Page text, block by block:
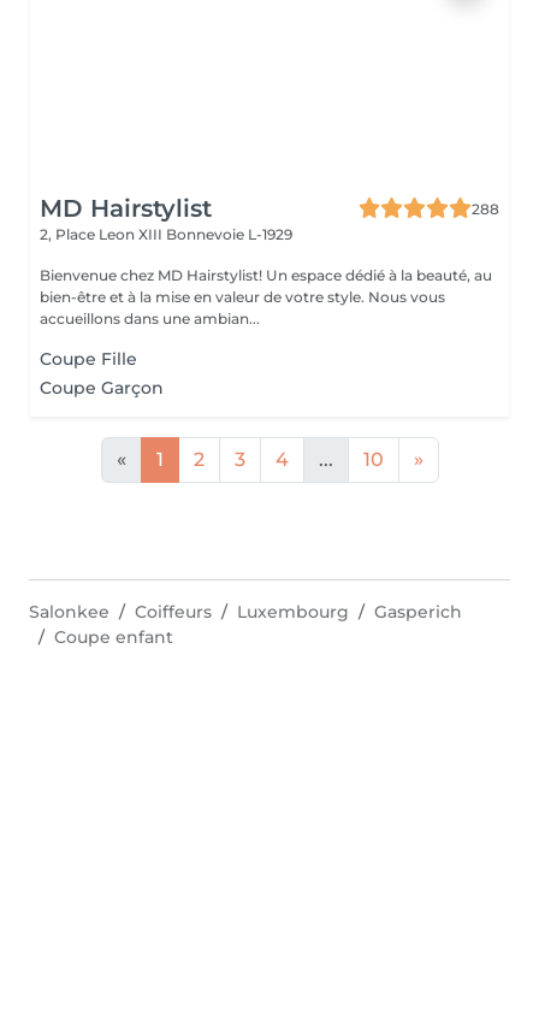
MD Hairstylist
288
2, Place Leon XIII Bonnevoie L-1929
Bienvenue chez MD Hairstylist! Un espace dédié à la beauté, au
bien-être et à la mise en valeur de votre style. Nous vous
accueillons dans une ambian...
Coupe Fille
Coupe Garçon
« 1 2 3 4 ... 10 »
Salonkee Coiffeurs Luxembourg
Gasperich
Coupe enfant